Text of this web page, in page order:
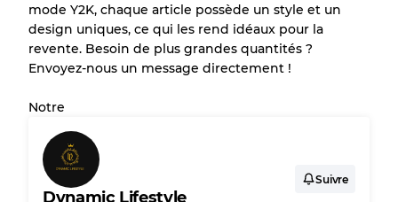
Qualité APresque neuf, usure légère
Qualité B Peu utilisé
mode Y2K, chaque article possède un style et un
design uniques, ce qui les rend idéaux pour la
revente. Besoin de plus grandes quantités ?
Envoyez-nous un message directement !
Notre
Dynamic Lifestyle
Suivre